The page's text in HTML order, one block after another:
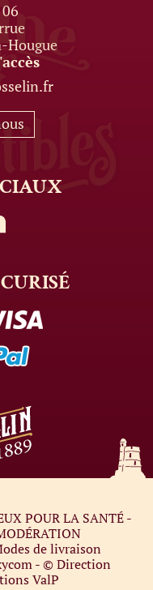
Hougue
POUR LA SANTÉ -
de livraison
- © Direction
ValP